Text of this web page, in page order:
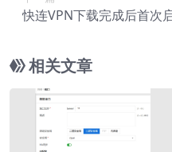
快连VPN下载完成后首次
相关文章